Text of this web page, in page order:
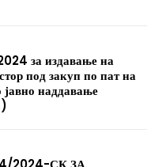
за издавање на
под закуп по пат на
јавно наддавање